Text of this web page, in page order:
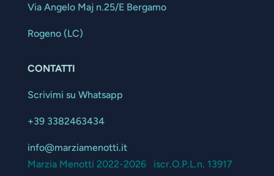
Via Angelo Maj n.25/E Bergamo
Rogeno (LC)
CONTATTI
Scrivimi su Whatsapp
+39 3382463434
info@marziamenotti.it
Marzia Menotti 2022-2026 iscr.O.P.L.n. 13917